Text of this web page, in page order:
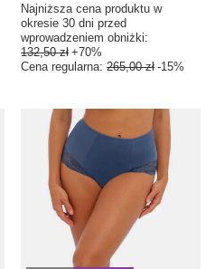
Najniższa cena produktu w
okresie 30 dni przed
wprowadzeniem obniżki:
132,50 zł +70%
Cena regularna: 265,00 zł -15%